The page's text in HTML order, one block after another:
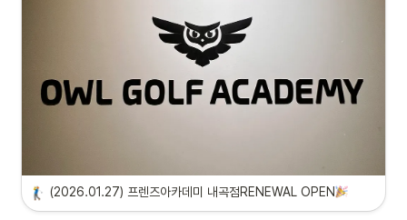
(2026.01.27) 프렌즈아카데미 내곡점RENEWAL OPEN